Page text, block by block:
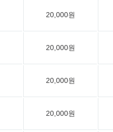
20,000원
20,000원
20,000원
20,000원